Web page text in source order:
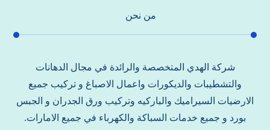
من نحن
شركة الهدي المتخصصة والرائدة في مجال الدهانات
والتشطيبات والديكورات واعمال الاصباغ و تركيب جميع
الارضيات السيراميك والباركيه وتركيب ورق الجدران و الجبس
بورد و جميع خدمات السباكة والكهرباء في جميع الامارات.